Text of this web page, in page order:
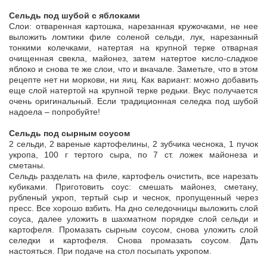
Сельдь под шубой с яблоками
Слои: отваренная картошка, нарезанная кружочками, не нее
выложить ломтики филе соленой сельди, лук, нарезанный
тонкими колечками, натертая на крупной терке отварная
очищенная свекла, майонез, затем натертое кисло-сладкое
яблоко и снова те же слои, что и вначале. Заметьте, что в этом
рецепте нет ни моркови, ни яиц. Как вариант: можно добавить
еще слой натертой на крупной терке редьки. Вкус получается
очень оригинальный. Если традиционная селедка под шубой
надоела – попробуйте!
Сельдь под сырным соусом
2 сельди, 2 вареные картофелины, 2 зубчика чеснока, 1 пучок
укропа, 100 г тертого сыра, по 7 ст. ложек майонеза и
сметаны.
Сельдь разделать на филе, картофель очистить, все нарезать
кубиками. Приготовить соус: смешать майонез, сметану,
рубленый укроп, тертый сыр и чеснок, пропущенный через
пресс. Все хорошо взбить. На дно селедочницы выложить слой
соуса, далее уложить в шахматном порядке слой сельди и
картофеля. Промазать сырным соусом, снова уложить слой
селедки и картофеля. Снова промазать соусом. Дать
настояться. При подаче на стол посыпать укропом.